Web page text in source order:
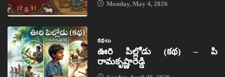
Monday, May 4, 2026
కథలు
ఊరి పిల్లోడు (కథ) – పి
రామకృష్ణారెడ్డి